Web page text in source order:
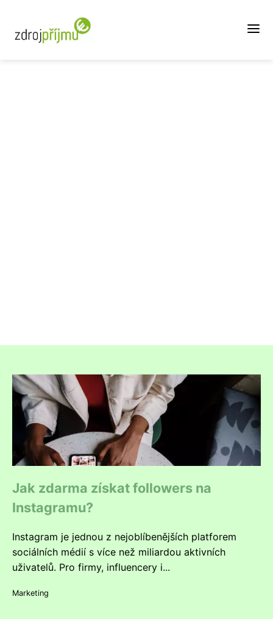
Jak zdarma získat followers na
Instagramu?
Instagram je jednou z nejoblíbenějších platforem
sociálních médií s více než miliardou aktivních
uživatelů. Pro firmy, influencery i...
Marketing